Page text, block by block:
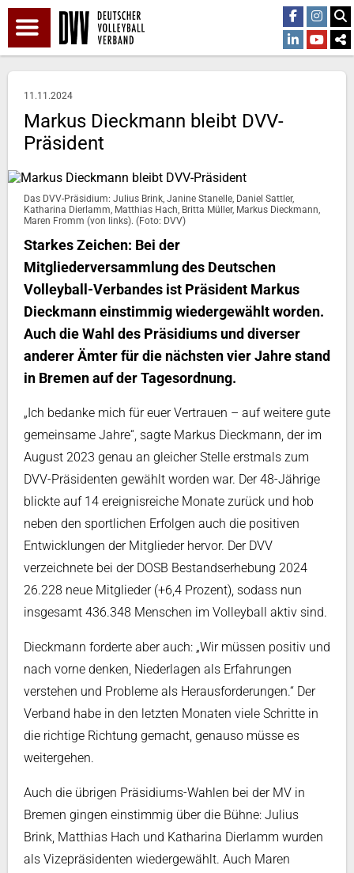
11.11.2024
Markus Dieckmann bleibt DVV-
Präsident
Das DVV-Präsidium: Julius Brink, Janine Stanelle, Daniel Sattler,
Katharina Dierlamm, Matthias Hach, Britta Müller, Markus Dieckmann,
Maren Fromm (von links). (Foto: DVV)
Starkes Zeichen: Bei der
Mitgliederversammlung des Deutschen
Volleyball-Verbandes ist Präsident Markus
Dieckmann einstimmig wiedergewählt worden.
Auch die Wahl des Präsidiums und diverser
anderer Ämter für die nächsten vier Jahre stand
in Bremen auf der Tagesordnung.
„Ich bedanke mich für euer Vertrauen – auf weitere gute
gemeinsame Jahre“, sagte Markus Dieckmann, der im
August 2023 genau an gleicher Stelle erstmals zum
DVV-Präsidenten gewählt worden war. Der 48-Jährige
blickte auf 14 ereignisreiche Monate zurück und hob
neben den sportlichen Erfolgen auch die positiven
Entwicklungen der Mitglieder hervor. Der DVV
verzeichnete bei der DOSB Bestandserhebung 2024
26.228 neue Mitglieder (+6,4 Prozent), sodass nun
insgesamt 436.348 Menschen im Volleyball aktiv sind.
Dieckmann forderte aber auch: „Wir müssen positiv und
nach vorne denken, Niederlagen als Erfahrungen
verstehen und Probleme als Herausforderungen.“ Der
Verband habe in den letzten Monaten viele Schritte in
die richtige Richtung gemacht, genauso müsse es
weitergehen.
Auch die übrigen Präsidiums-Wahlen bei der MV in
Bremen gingen einstimmig über die Bühne: Julius
Brink, Matthias Hach und Katharina Dierlamm wurden
als Vizepräsidenten wiedergewählt. Auch Maren